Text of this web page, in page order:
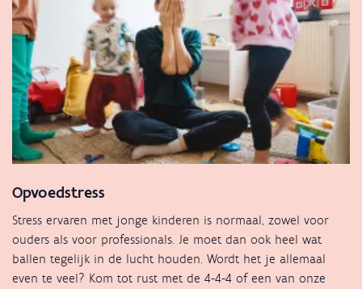
Opvoedstress
Stress ervaren met jonge kinderen is normaal, zowel voor
ouders als voor professionals. Je moet dan ook heel wat
ballen tegelijk in de lucht houden. Wordt het je allemaal
even te veel? Kom tot rust met de 4-4-4 of een van onze